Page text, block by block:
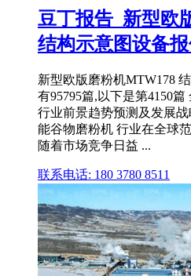
豆丁报告_新型欧
结构示意图设备
新型欧版磨粉机MTW178
有95795篇,以下是第4150
行业前景趋势预测及发展
能谷物磨粉机 行业在全球
随着市场竞争日益 ...
联系电话: 180 3780 8511